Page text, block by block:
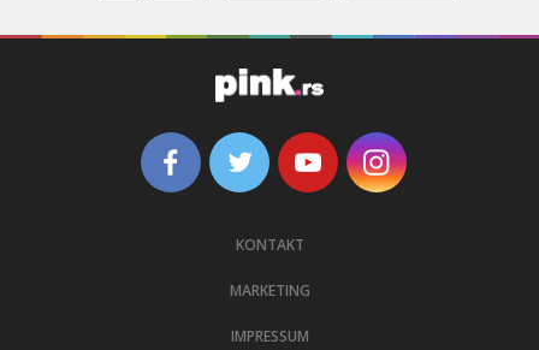
KONTAKT
MARKETING
IMPRESSUM